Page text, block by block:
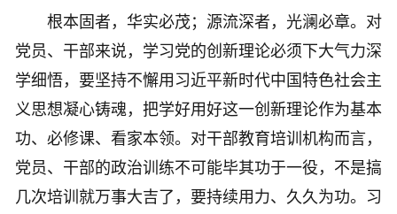
根本固者，华实必茂；源流深者，光澜必章。对
党员、干部来说，学习党的创新理论必须下大气力深
学细悟，要坚持不懈用习近平新时代中国特色社会主
义思想凝心铸魂，把学好用好这一创新理论作为基本
功、必修课、看家本领。对干部教育培训机构而言，
党员、干部的政治训练不可能毕其功于一役，不是搞
几次培训就万事大吉了，要持续用力、久久为功。习